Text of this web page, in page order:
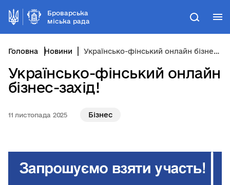
Броварська
міська рада
Пошук
Головна Новини Українсько-фінський онлайн бізнес-захід!
Українсько-фінський онлайн
бізнес-захід!
11 листопада 2025 Бізнес